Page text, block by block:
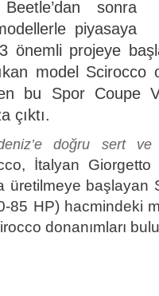
sonra
piyasaya
önemli projeye
model Scirocco
bu Spor Coupe
çıktı.
doğru sert
İtalyan Giorgetto
üretilmeye başlayan
85 HP) hacmindeki
donanımları